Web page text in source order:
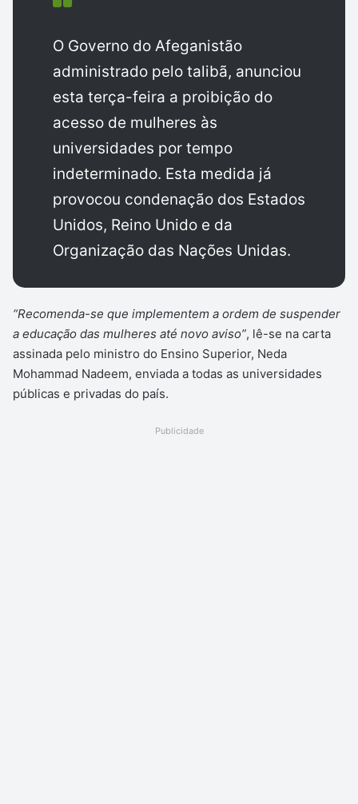
O Governo do Afeganistão
administrado pelo talibã, anunciou
esta terça-feira a proibição do
acesso de mulheres às
universidades por tempo
indeterminado. Esta medida já
provocou condenação dos Estados
Unidos, Reino Unido e da
Organização das Nações Unidas.
“Recomenda-se que implementem a ordem de suspender
a educação das mulheres até novo aviso”, lê-se na carta
assinada pelo ministro do Ensino Superior, Neda
Mohammad Nadeem, enviada a todas as universidades
públicas e privadas do país.
Publicidade